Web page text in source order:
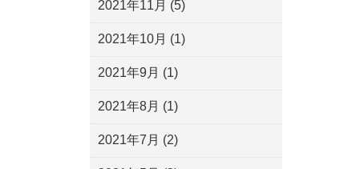
2021年11月 (5)
2021年10月 (1)
2021年9月 (1)
2021年8月 (1)
2021年7月 (2)